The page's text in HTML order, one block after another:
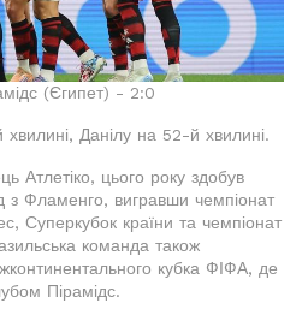
(Єгипет) - 2:0
Данілу на 52-й хвилині.
Атлетіко, цього року здобув
з Фламенго, вигравши чемпіонат
Суперкубок країни та чемпіонат
команда також
кубка ФІФА, де
Пірамідс.